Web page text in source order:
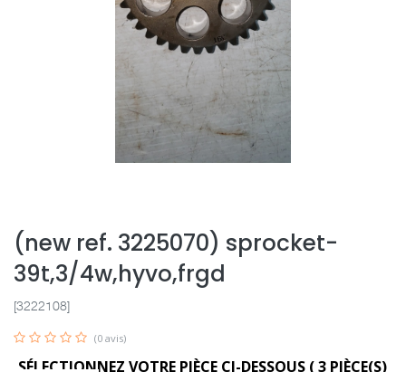
(new ref. 3225070) sprocket-
39t,3/4w,hyvo,frgd
[3222108]
(0 avis)
SÉLECTIONNEZ VOTRE PIÈCE CI-DESSOUS (3 PIÈCE(S)